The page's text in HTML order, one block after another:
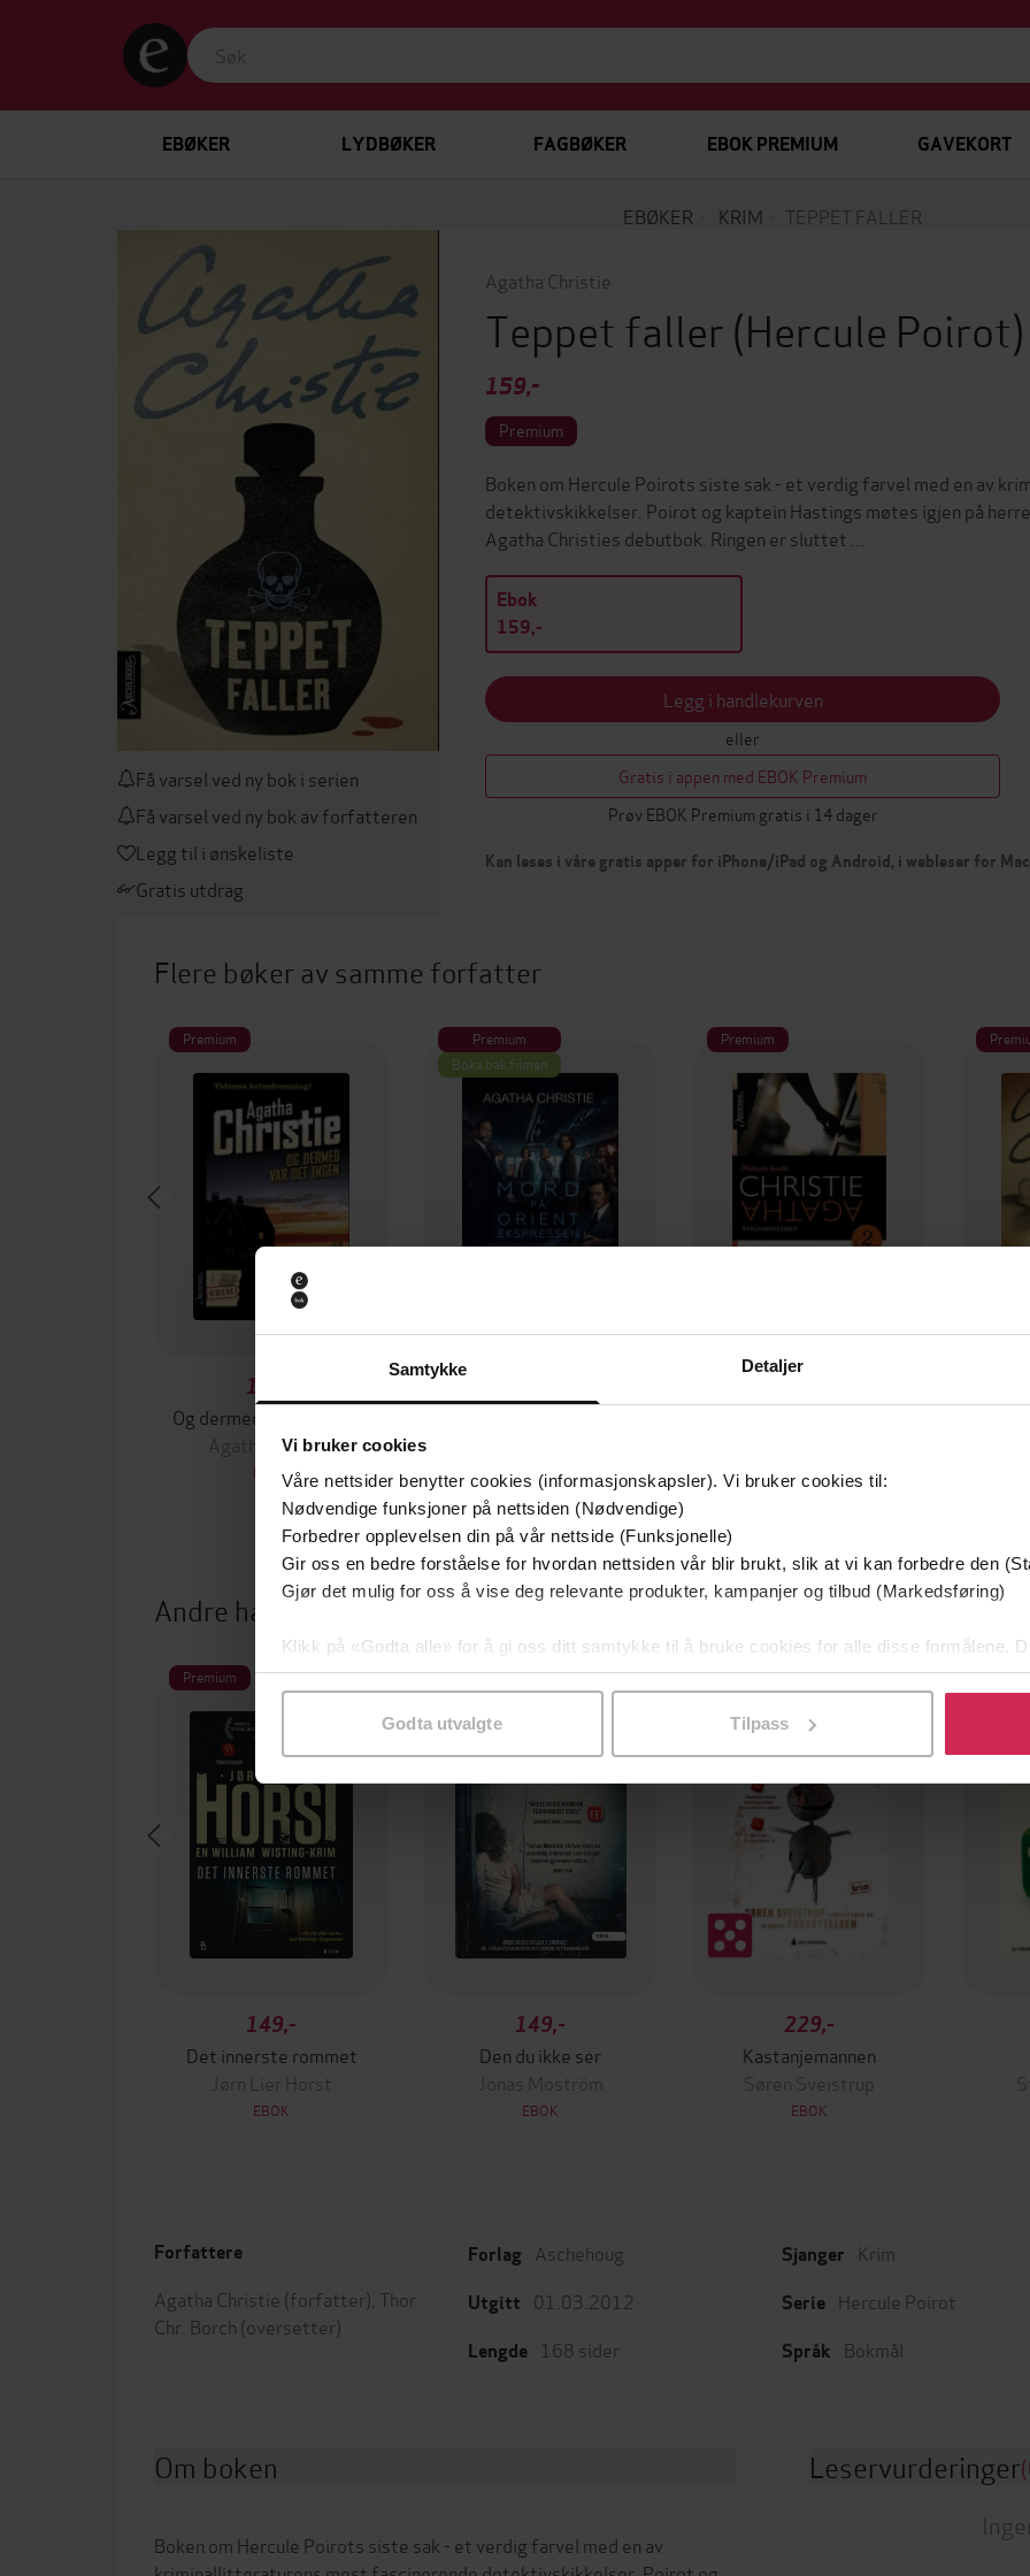
Samtykke Detaljer
Vi bruker cookies
Våre nettsider benytter cookies (informasjonskapsler). Vi bruker cookies til:
Nødvendige funksjoner på nettsiden (Nødvendige)
Forbedrer opplevelsen din på vår nettside (Funksjonelle)
Gir oss en bedre forståelse for hvordan nettsiden vår blir brukt, slik at vi kan forbedre den
Gjør det mulig for oss å vise deg relevante produkter, kampanjer og tilbud (Markedsføring)
Klikk på «Godta alle» for å gi oss ditt samtykke til å bruke cookies for alle disse formålene.
samtykke til spesifikke formål ved å klikke på «Tilpass». Du kan når som helst trekke
Godta utvalgte Tilpass
EBØKER LYDBØKER FAGBØKER EBOK PREMIUM GAVEKORT
EBØKER KRIM TEPPET FALLER
Få varsel ved ny bok i serien
Få varsel ved ny bok av forfatteren
Legg til i ønskeliste
Gratis utdrag
Agatha Christie
Teppet faller(Hercule Poirot)
159,-
Premium
Boken om Hercule Poirots siste sak - et verdig farvel med en av
detektivskikkelser. Poirot og kaptein Hastings møtes igjen på
Agatha Christies debutbok. Ringen er sluttet ...
Ebok
159,-
Legg i handlekurven
eller
Gratis i appen med EBOK Premium
Prøv EBOK Premium gratis i 14 dager
Kan leses i våre gratis apper for iPhone/iPad og Android, i webleser for
Flere bøker av samme forfatter
Premium
159,-
Og dermed var det ingen
Agatha Christie
EBOK
Premium
Boka bak filmen
EBOK
Premium
Andre har også kjøpt
Premium
149,-
Det innerste rommet
Jørn Lier Horst
EBOK
Premium
149,-
Den du ikke ser
Jonas Moström
EBOK
Boka bak TV-serien
229,-
Kastanjemannen
Søren Sveistrup
EBOK
Forfattere
Agatha Christie (forfatter), Thor
Chr. Borch (oversetter)
Forlag Aschehoug
Utgitt 01.03.2012
Lengde 168 sider
Sjanger Krim
Serie Hercule Poirot
Språk Bokmål
Om boken
Boken om Hercule Poirots siste sak - et verdig farvel med en av
Leservurderinger